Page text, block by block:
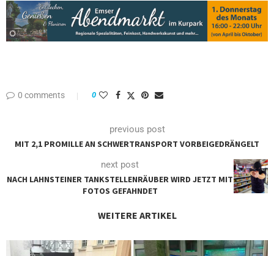
0 comments 0
previous post
MIT 2,1 PROMILLE AN SCHWERTRANSPORT VORBEIGEDRÄNGELT
next post
NACH LAHNSTEINER TANKSTELLENRÄUBER WIRD JETZT MIT
FOTOS GEFAHNDET
WEITERE ARTIKEL